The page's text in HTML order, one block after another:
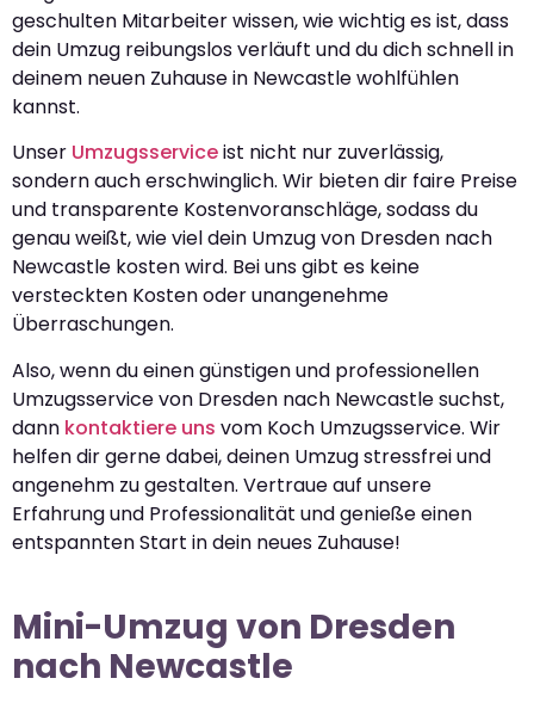
geschulten Mitarbeiter wissen, wie wichtig es ist, dass
dein Umzug reibungslos verläuft und du dich schnell in
deinem neuen Zuhause in Newcastle wohlfühlen
kannst.
Unser Umzugsserviceist nicht nur zuverlässig,
sondern auch erschwinglich. Wir bieten dir faire Preise
und transparente Kostenvoranschläge, sodass du
genau weißt, wie viel dein Umzug von Dresden nach
Newcastle kosten wird. Bei uns gibt es keine
versteckten Kosten oder unangenehme
Überraschungen.
Also, wenn du einen günstigen und professionellen
Umzugsservice von Dresden nach Newcastle suchst,
dann kontaktiere uns vom Koch Umzugsservice. Wir
helfen dir gerne dabei, deinen Umzug stressfrei und
angenehm zu gestalten. Vertraue auf unsere
Erfahrung und Professionalität und genieße einen
entspannten Start in dein neues Zuhause!
Mini-Umzug von Dresden
nach Newcastle